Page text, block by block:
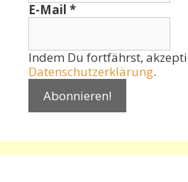
E-Mail *
Indem Du fortfährst,
Datenschutzerklärung.